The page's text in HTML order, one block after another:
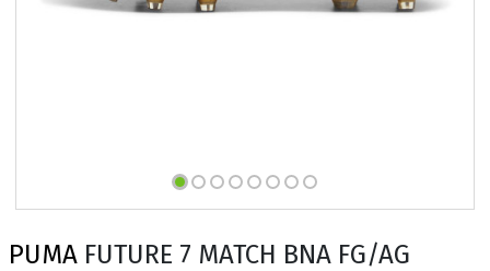
PUMA FUTURE 7 MATCH BNA FG/AG